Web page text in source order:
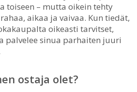
toiseen – mutta oikein tehty
aikaa ja vaivaa. Kun tiedät,
oikeasti tarvitset,
palvelee sinua parhaiten juuri
ostaja olet?